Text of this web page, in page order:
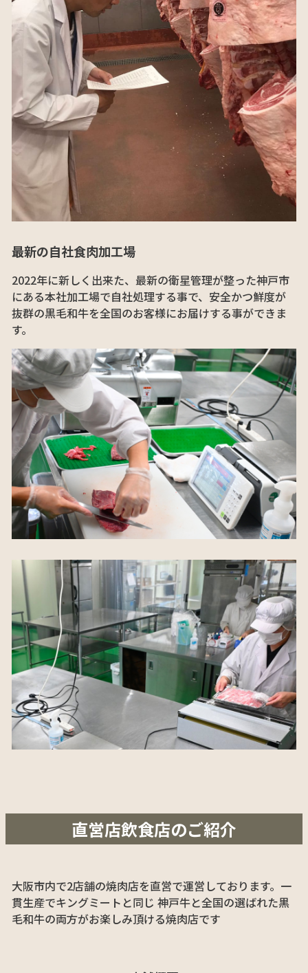
最新の自社食肉加工場
2022年に新しく出来た、最新の衛星管理が整った神戸市
にある本社加工場で自社処理する事で、安全かつ鮮度が
抜群の黒毛和牛を全国のお客様にお届けする事ができま
す。
直営店飲食店のご紹介
大阪市内で2店舗の焼肉店を直営で運営しております。一
貫生産でキングミートと同じ 神戸牛と全国の選ばれた黒
毛和牛の両方がお楽しみ頂ける焼肉店です